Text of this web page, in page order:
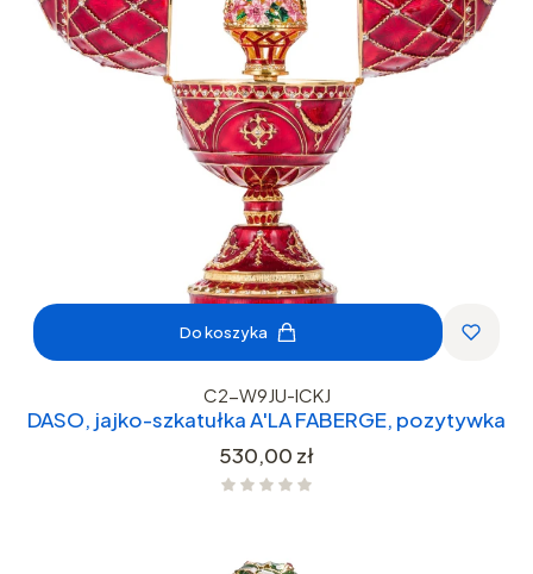
Do koszyka
C2-W9JU-ICKJ
DASO, jajko-szkatułka A'LA FABERGE, pozytywka
Cena
530,00 zł